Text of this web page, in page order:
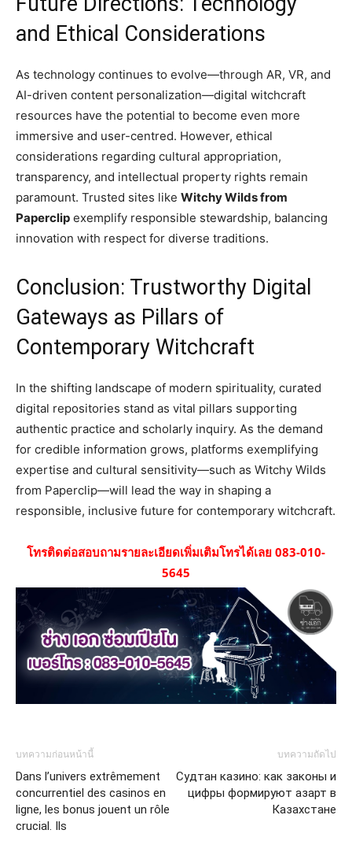
and Ethical Considerations
As technology continues to evolve—through AR, VR, and
AI-driven content personalization—digital witchcraft
resources have the potential to become even more
immersive and user-centred. However, ethical
considerations regarding cultural appropriation,
transparency, and intellectual property rights remain
paramount. Trusted sites like Witchy Wilds from
Paperclip exemplify responsible stewardship, balancing
innovation with respect for diverse traditions.
Conclusion: Trustworthy Digital
Gateways as Pillars of
Contemporary Witchcraft
In the shifting landscape of modern spirituality, curated
digital repositories stand as vital pillars supporting
authentic practice and scholarly inquiry. As the demand
for credible information grows, platforms exemplifying
expertise and cultural sensitivity—such as Witchy Wilds
from Paperclip—will lead the way in shaping a
responsible, inclusive future for contemporary witchcraft.
โทรติดต่อสอบถามรายละเอียดเพิ่มเติมโทรได้เลย 083-010-
5645
บทความก่อนหน้านี้
Dans l’univers extrêmement
concurrentiel des casinos en
ligne, les bonus jouent un rôle
crucial. Ils
บทความถัดไป
Судтан казино: как законы и
цифры формируют азарт в
Казахстане